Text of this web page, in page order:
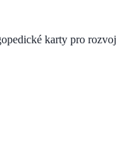
karty pro rozvoj